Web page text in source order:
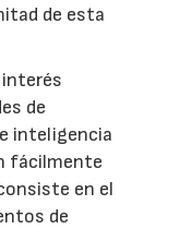
de esta
de
inteligencia
fácilmente
en el
de